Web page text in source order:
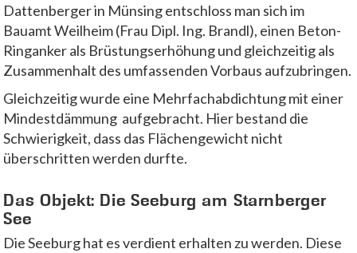
Dattenberger in Münsing entschloss man sich im
Bauamt Weilheim (Frau Dipl. Ing. Brandl), einen Beton-
Ringanker als Brüstungserhöhung und gleichzeitig als
Zusammenhalt des umfassenden Vorbaus aufzubringen.
Gleichzeitig wurde eine Mehrfachabdichtung mit einer
Mindestdämmung aufgebracht. Hier bestand die
Schwierigkeit, dass das Flächengewicht nicht
überschritten werden durfte.
Das Objekt: Die Seeburg am Starnberger
See
Die Seeburg hat es verdient erhalten zu werden. Diese